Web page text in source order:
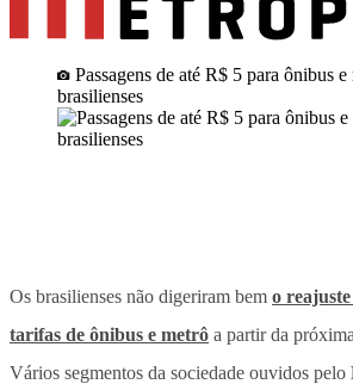
Passagens de até R$ 5 para ônibus
brasilienses
Os brasilienses não digeriram bem o
tarifas de ônibus e metrô a partir da
Vários segmentos da sociedade ouvidos pelo